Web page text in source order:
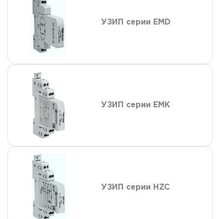
УЗИП серии EMD
УЗИП серии EMK
УЗИП серии HZC